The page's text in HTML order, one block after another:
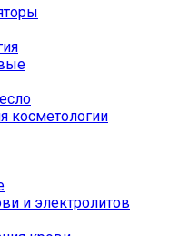
косметологии
и электролитов